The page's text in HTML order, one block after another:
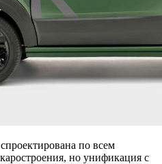
по всем
но унификация с